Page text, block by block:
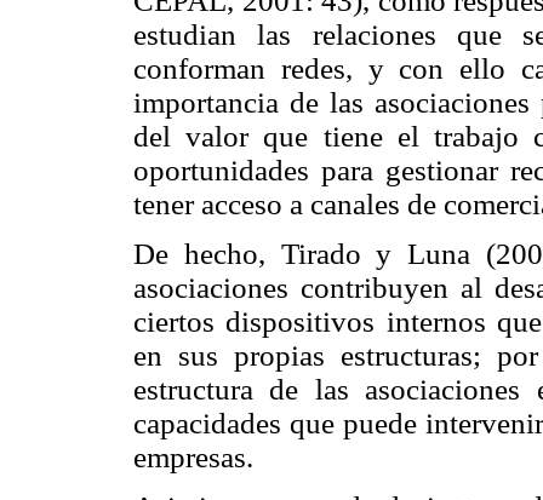
estudian las relaciones que
conforman redes, y con ello
importancia de las
del valor que tiene el trabajo
oportunidades para gestionar
tener acceso a canales de
De hecho, Tirado y Luna
asociaciones contribuyen al
ciertos dispositivos internos
en sus propias estructuras;
estructura de las
capacidades que puede
empresas.